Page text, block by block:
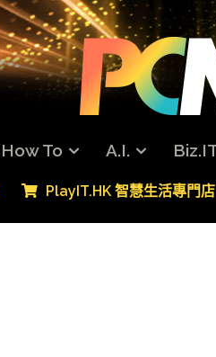
How To A.I.
PlayIT.HK 智慧生活專門店